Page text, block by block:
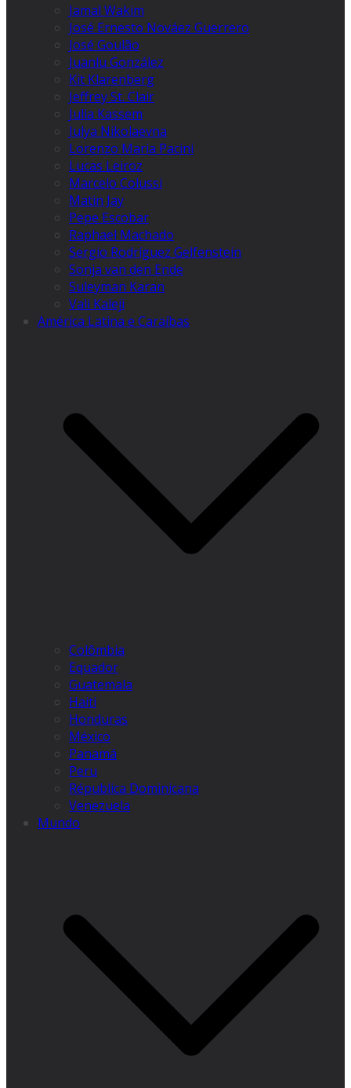
Jamal Wakim
José Ernesto Nováez Guerrero
José Goulão
Juanlu González
Kit Klarenberg
Jeffrey St. Clair
Julia Kassem
Julya Nikolaevna
Lorenzo Maria Pacini
Lucas Leiroz
Marcelo Colussi
Matin Jay
Pepe Escobar
Raphael Machado
Sergio Rodríguez Gelfenstein
Sonja van den Ende
Suleyman Karan
Vali Kaleji
América Latina e Caraíbas
Colômbia
Equador
Guatemala
Haiti
Honduras
México
Panamá
Peru
Républica Dominicana
Venezuela
Mundo